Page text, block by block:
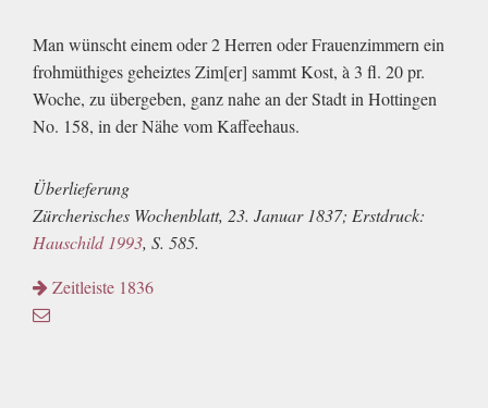
Man wünscht einem oder 2 Herren oder Frauenzimmern ein
frohmüthiges geheiztes Zim[er] sammt Kost, à 3 fl. 20 pr.
Woche, zu übergeben, ganz nahe an der Stadt in Hottingen
No. 158, in der Nähe vom Kaffeehaus.
Überlieferung
Zürcherisches Wochenblatt, 23. Januar 1837; Erstdruck:
Hauschild 1993, S. 585.
Zeitleiste 1836